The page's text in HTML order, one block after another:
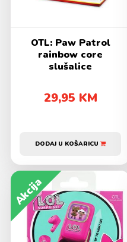
OTL: Paw Patrol
rainbow core
slušalice
29,95 KM
DODAJ U KOŠARICU
Akcija